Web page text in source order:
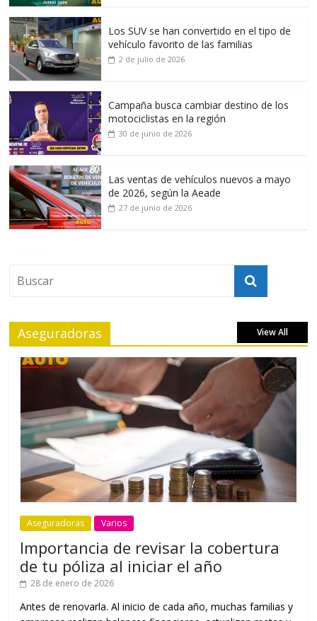
Los SUV se han convertido en el tipo de
vehículo favorito de las familias
2 de julio de 2026
Campaña busca cambiar destino de los
motociclistas en la región
30 de junio de 2026
Las ventas de vehículos nuevos a mayo
de 2026, según la Aeade
27 de junio de 2026
Aseguradoras View All
Aseguradoras Varios
Importancia de revisar la cobertura
de tu póliza al iniciar el año
28 de enero de 2026
Antes de renovarla. Al inicio de cada año, muchas familias y